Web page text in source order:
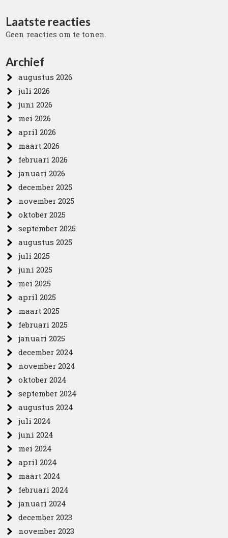
Laatste reacties
Geen reacties om te tonen.
Archief
augustus 2026
juli 2026
juni 2026
mei 2026
april 2026
maart 2026
februari 2026
januari 2026
december 2025
november 2025
oktober 2025
september 2025
augustus 2025
juli 2025
juni 2025
mei 2025
april 2025
maart 2025
februari 2025
januari 2025
december 2024
november 2024
oktober 2024
september 2024
augustus 2024
juli 2024
juni 2024
mei 2024
april 2024
maart 2024
februari 2024
januari 2024
december 2023
november 2023